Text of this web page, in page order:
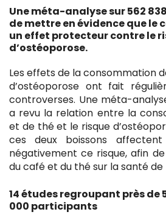
Une méta-analyse sur 562
de mettre en évidence que le
un effet protecteur contre le
d’ostéoporose.
Les effets de la consommation
d’ostéoporose ont fait
controverses. Une méta-
a revu la relation entre la
et de thé et le risque
ces deux boissons
négativement ce risque, afin
du café et du thé sur la santé de
14 études regroupant près de
000 participants